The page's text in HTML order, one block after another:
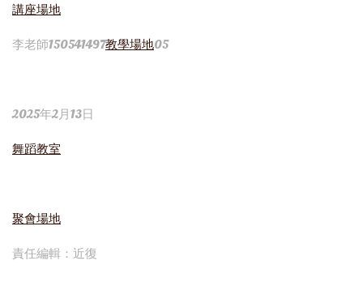
講座場地
李老師150541497教學場地05
2025年2月13日
舞蹈教室
聚會場地
責任編輯：近復